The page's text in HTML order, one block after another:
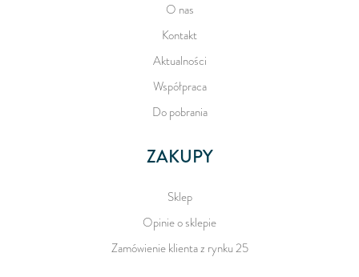
O nas
Kontakt
Aktualności
Współpraca
Do pobrania
ZAKUPY
Sklep
Opinie o sklepie
Zamówienie klienta z rynku 25